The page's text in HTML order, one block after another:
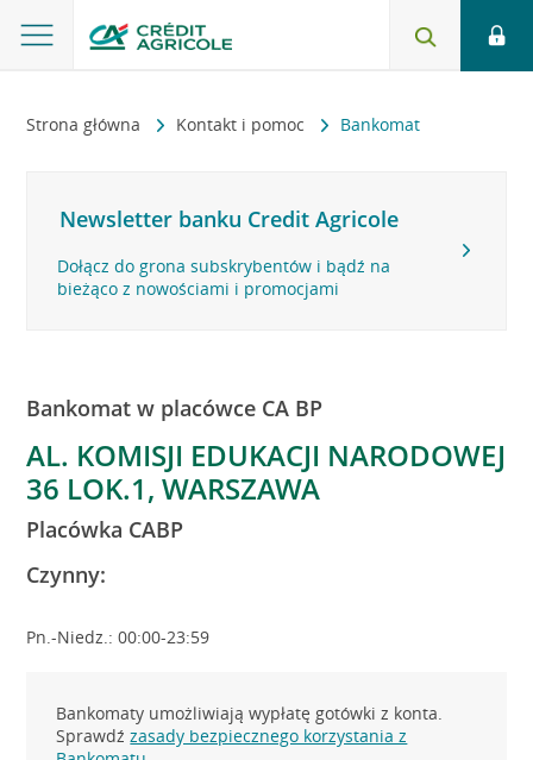
Strona główna Kontakt i pomoc Bankomat
Newsletter banku Credit Agricole
Dołącz do grona subskrybentów i bądź na
bieżąco z nowościami i promocjami
Bankomat w placówce CA BP
AL. KOMISJI EDUKACJI NARODOWEJ
36 LOK.1, WARSZAWA
Placówka CABP
Czynny:
Pn.-Niedz.: 00:00-23:59
Bankomaty umożliwiają wypłatę gotówki z konta.
Sprawdźzasady bezpiecznego korzystania z